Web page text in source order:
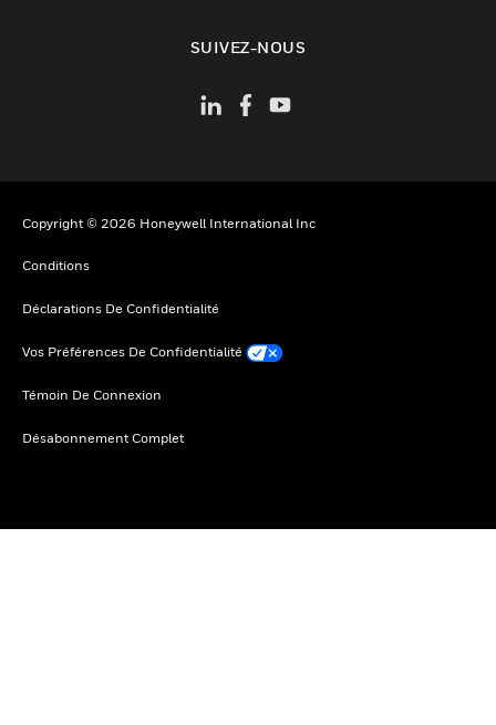
SUIVEZ-NOUS
Copyright © 2026 Honeywell International Inc
Conditions
Déclarations De Confidentialité
Vos Préférences De Confidentialité
Témoin De Connexion
Désabonnement Complet